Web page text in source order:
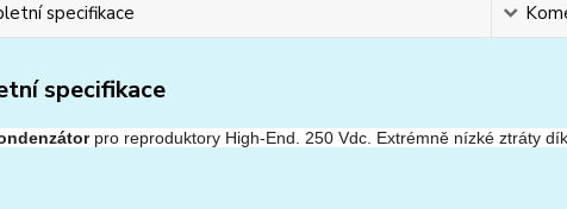
specifikace
specifikace
pro reproduktory High-End. 250 Vdc. Extrémně nízké ztráty